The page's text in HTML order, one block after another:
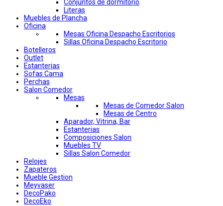
Conjuntos de dormitorio
Literas
Muebles de Plancha
Oficina
Mesas Oficina Despacho Escritorios
Sillas Oficina Despacho Escritorio
Botelleros
Outlet
Estanterias
Sofas Cama
Perchas
Salon Comedor
Mesas
Mesas de Comedor Salon
Mesas de Centro
Aparador, Vitrina, Bar
Estanterias
Composiciones Salon
Muebles TV
Sillas Salon Comedor
Relojes
Zapateros
Mueble Gestion
Meyvaser
DecoPako
DecoEko